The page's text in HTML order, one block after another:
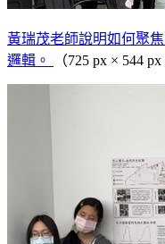
黃瑞茂老師說明如何聚
邏輯。
（725 px × 544